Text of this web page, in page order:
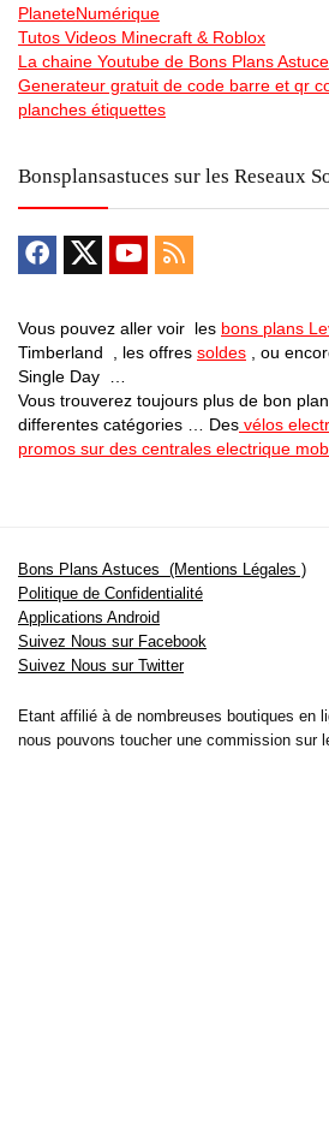
PlaneteNumérique
Tutos Videos Minecraft & Roblox
La chaine Youtube de Bons Plans Astuce
Generateur gratuit de code barre et qr
planches étiquettes
Bonsplansastuces sur les Reseaux
Vous pouvez aller voir les bons plans
Timberland , les offres soldes , ou
Single Day …
Vous trouverez toujours plus de bon
differentes catégories … Des vélos
promos sur des centrales electrique
Bons Plans Astuces (Mentions Légales )
Politique de Confidentialité
Applications Android
Suivez Nous sur Facebook
Suivez Nous sur Twitter
Etant affilié à de nombreuses boutiques en
nous pouvons toucher une commission sur